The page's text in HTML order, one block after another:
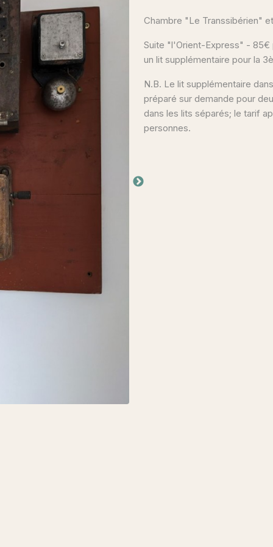
Chambre "Le Transsibérien"
Suite "l'Orient-Express" - 85€
un lit supplémentaire pour la
N.B. Le lit supplémentaire
préparé sur demande pour
dans les lits séparés; le tarif
personnes.